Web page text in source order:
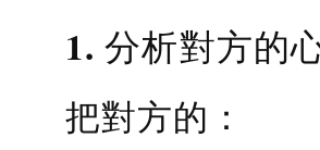
1. 分析對方的
把對方的：